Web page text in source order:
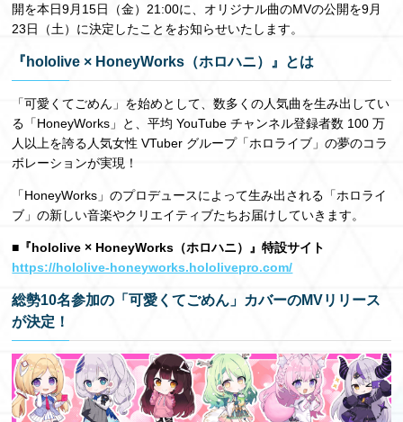
開を本日9⽉15⽇（金）21:00に、オリジナル曲のMVの公開を9⽉
23⽇（土）に決定したことをお知らせいたします。
『hololive × HoneyWorks（ホロハニ）』とは
「可愛くてごめん」を始めとして、数多くの⼈気曲を⽣み出してい
る「HoneyWorks」と、平均 YouTube チャンネル登録者数 100 万
⼈以上を誇る⼈気⼥性 VTuber グループ「ホロライブ」の夢のコラ
ボレーションが実現！
「HoneyWorks」のプロデュースによって⽣み出される「ホロライ
ブ」の新しい⾳楽やクリエイティブたちお届けしていきます。
■『hololive × HoneyWorks（ホロハニ）』特設サイト
https://hololive-honeyworks.hololivepro.com/
総勢10名参加の「可愛くてごめん」カバーのMVリリース
が決定！